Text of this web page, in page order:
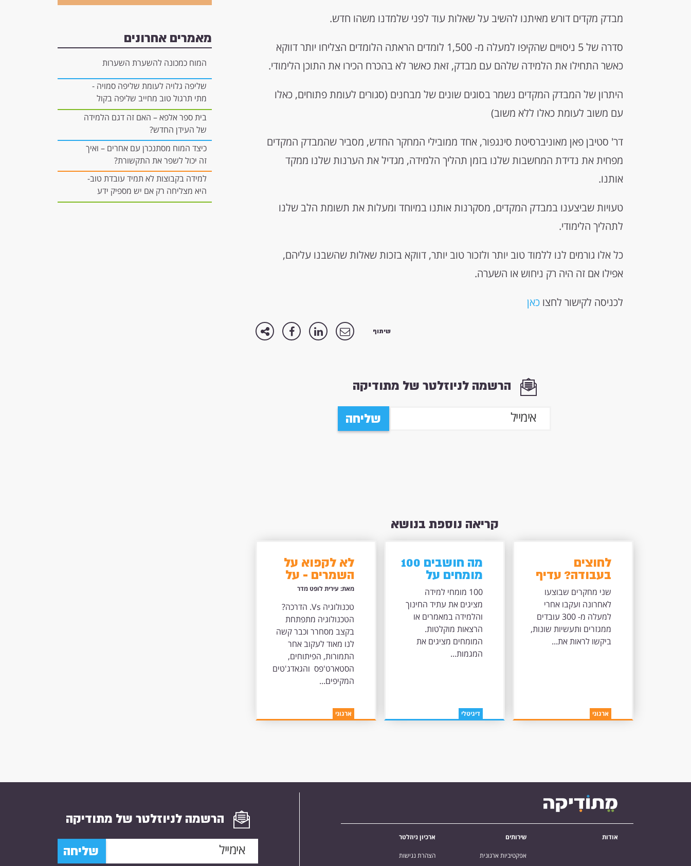
מבדק מקדים דורש מאיתנו להשיב על שאלות עוד לפני שלמדנו משהו חדש.
סדרה של 5 ניסויים שהקיפו למעלה מ- 1,500 לומדים הראתה הלומדים הצליחו יותר דווקא
כאשר התחילו את הלמידה שלהם עם מבדק, זאת כאשר לא בהכרח הכירו את התוכן הלימודי.
היתרון של המבדק המקדים נשמר בסוגים שונים של מבחנים (סגורים לעומת פתוחים, כאלו
עם משוב לעומת כאלו ללא משוב)
דר' סטיבן פאן מאוניברסיטת סינגפור, אחד ממובילי המחקר החדש, מסביר שהמבדק המקדים
מפחית את נדידת המחשבות שלנו בזמן תהליך הלמידה, מגדיל את הערנות שלנו ממקד
אותנו.
טעויות שביצענו במבדק המקדים, מסקרנות אותנו במיוחד ומעלות את תשומת הלב שלנו
לתהליך הלימודי.
כל אלו גורמים לנו ללמוד טוב יותר ולזכור טוב יותר, דווקא בזכות שאלות שהשבנו עליהם,
אפילו אם זה היה רק ניחוש או השערה.
לכניסה לקישור לחצו כאן
שיתוף
הרשמה לניוזלטר של מתודיקה
שליחה
קריאה נוספת בנושא
לחוצים
בעבודה? עדיף
ללמוד משהו
חדש מאשר
לנוח
שני מחקרים שבוצעו
לאחרונה ועקבו אחרי
למעלה מ- 300 עובדים
ממגזרים ותעשיות שונות,
ביקשו לראות את...
ארגוני
מה חושבים 100
מומחים על
עתיד הלמידה?
100 מומחי למידה
מציגים את עתיד החינוך
והלמידה במאמרים או
הרצאות מוקלטות.
המומחים מציגים את
המגמות...
דיגיטלי
לא לקפוא על
השמרים - על
התמודדות
אנשי הדרכה
ולמידה עם
טכנולוגיות
למידה
חדשניות
מאת: עירית לופט מדר
טכנולוגיה Vs. הדרכה?
הטכנולוגיה מתפתחת
בקצב מסחרר וכבר קשה
לנו מאוד לעקוב אחר
התמורות, הפיתוחים,
הסטארט'פס והגאדג'טים
המקיפים...
ארגוני
מאמרים אחרונים
המוח כמכונה להשערת השערות
שליפה גלויה לעומת שליפה סמויה -
מתי תרגול טוב מחייב שליפה בקול
רם, ומתי הוא יכול להיות "בתוך
הראש"?
בית ספר אלפא – האם זה דגם הלמידה
של העידן החדש?
כיצד המוח מסתנכרן עם אחרים – ואיך
זה יכול לשפר את התקשורת?
למידה בקבוצות לא תמיד עובדת טוב-
היא מצליחה רק אם יש מספיק ידע
להשתתפות משמעותית
אודות שירותים
אפקטיביות ארגונית
ארכיון ניוזלטר
הצהרת נגישות
הרשמה לניוזלטר של מתודיקה
שליחה